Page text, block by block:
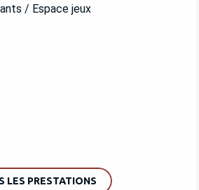
/ Espace jeux
LES PRESTATIONS